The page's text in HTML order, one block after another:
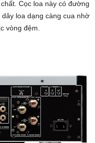
Cọc loa này có đường
loa dạng càng cua nhờ
vòng đệm.